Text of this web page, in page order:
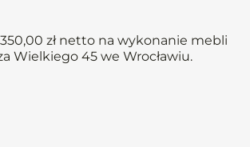
zł netto na wykonanie mebli
Wielkiego 45 we Wrocławiu.